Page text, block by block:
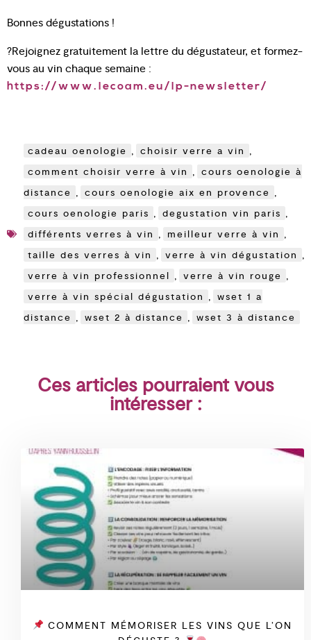
Bonnes dégustations !
?Rejoignez gratuitement la lettre du dégustateur, et formez-
vous au vin chaque semaine :
https://www.lecoam.eu/lp-newsletter/
cadeau oenologie , choisir verre a vin ,
comment choisir verre à vin , cours oenologie à
distance , cours oenologie aix en provence ,
cours oenologie paris , degustation vin paris ,
différents verres à vin , meilleur verre à vin ,
taille des verres à vin , verre à vin dégustation ,
verre à vin professionnel , verre à vin rouge ,
verre à vin spécial dégustation , wset 1 a
distance , wset 2 à distance , wset 3 à distance
Ces articles pourraient vous
intéresser :
COMMENT MÉMORISER LES VINS QUE L’ON